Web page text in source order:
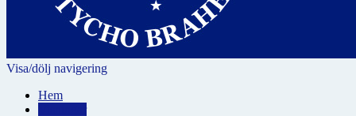
Visa/dölj navigering
Hem